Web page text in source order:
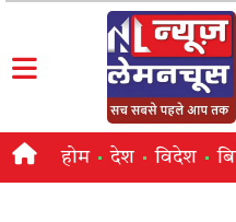
होम देश विदेश